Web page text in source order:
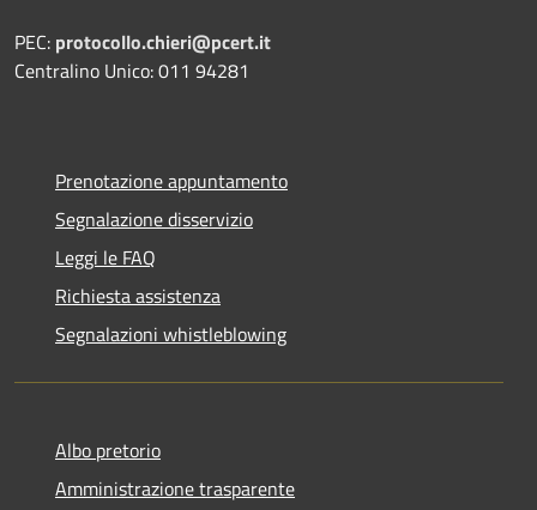
PEC: protocollo.chieri@pcert.it
Centralino Unico: 011 94281
Prenotazione appuntamento
Segnalazione disservizio
Leggi le FAQ
Richiesta assistenza
Segnalazioni whistleblowing
Albo pretorio
Amministrazione trasparente